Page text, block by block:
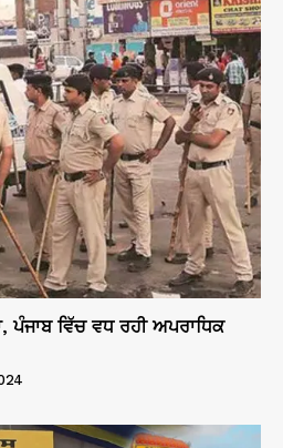
ਪੰਜਾਬ ਵਿੱਚ ਵਧ ਰਹੀ ਅਪਰਾਧਿਕ